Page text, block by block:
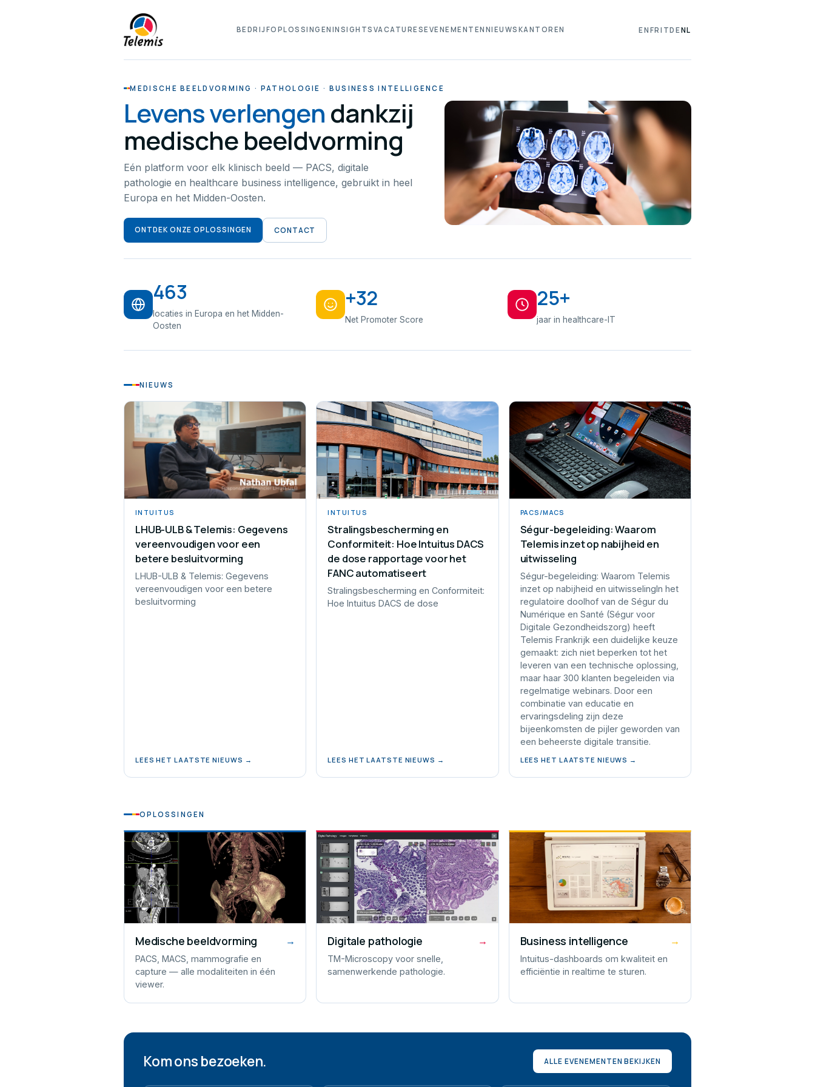
BEDRIJFOPLOSSINGEN INSIGHTS VACATURESEVENEMENTEN NIEUWS KANTOREN ENFRITDENL
MEDISCHE BEELDVORMING · PATHOLOGIE · BUSINESS INTELLIGENCE
Levens verlengendankzij
medische beeldvorming
Eén platform voor elk klinisch beeld — PACS, digitale
pathologie en healthcare business intelligence, gebruikt in heel
Europa en het Midden-Oosten.
ONTDEK ONZE OPLOSSINGEN CONTACT
463
locaties in Europa en het Midden-
Oosten
+32
Net Promoter Score
25+
jaar in healthcare-IT
NIEUWS
INTUITUS
LHUB-ULB & Telemis: Gegevens
vereenvoudigen voor een
betere besluitvorming
LHUB-ULB & Telemis: Gegevens
vereenvoudigen voor een betere
besluitvorming
LEES HET LAATSTE NIEUWS →
INTUITUS
Stralingsbescherming en
Conformiteit: Hoe Intuitus DACS
de dose rapportage voor het
FANC automatiseert
Stralingsbescherming en Conformiteit:
Hoe Intuitus DACS de dose
LEES HET LAATSTE NIEUWS →
PACS/MACS
Ségur-begeleiding: Waarom
Telemis inzet op nabijheid en
uitwisseling
Ségur-begeleiding: Waarom Telemis
inzet op nabijheid en uitwisselingIn het
regulatoire doolhof van de Ségur du
Numérique en Santé (Ségur voor
Digitale Gezondheidszorg) heeft
Telemis Frankrijk een duidelijke keuze
gemaakt: zich niet beperken tot het
leveren van een technische oplossing,
maar haar 300 klanten begeleiden via
regelmatige webinars. Door een
combinatie van educatie en
ervaringsdeling zijn deze
bijeenkomsten de pijler geworden van
een beheerste digitale transitie.
LEES HET LAATSTE NIEUWS →
OPLOSSINGEN
Medische beeldvorming →
PACS, MACS, mammografie en
capture — alle modaliteiten in één
viewer.
Digitale pathologie →
TM-Microscopy voor snelle,
samenwerkende pathologie.
Business intelligence →
Intuitus-dashboards om kwaliteit en
efficiëntie in realtime te sturen.
Kom ons bezoeken. ALLE EVENEMENTEN BEKIJKEN